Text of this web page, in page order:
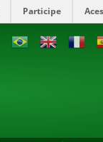
Participe